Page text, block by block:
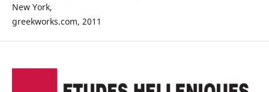
New York,
greekworks.com, 2011